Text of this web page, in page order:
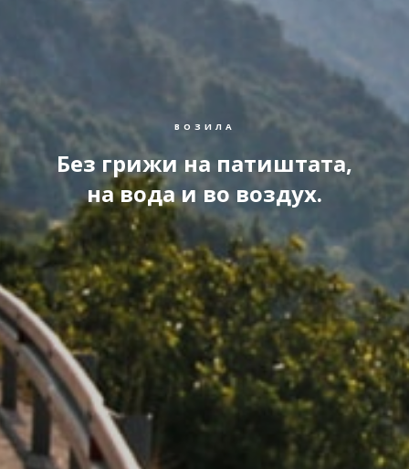
ВОЗИЛА
Без грижи на патиштата,
на вода и во воздух.